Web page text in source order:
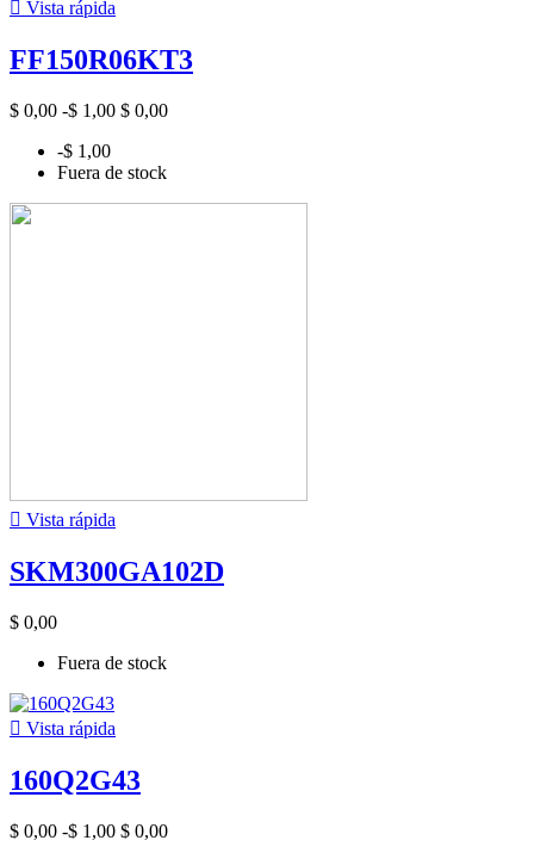
 Vista rápida
FF150R06KT3
$ 0,00 -$ 1,00 $ 0,00
-$ 1,00
Fuera de stock
 Vista rápida
SKM300GA102D
$ 0,00
Fuera de stock
 Vista rápida
160Q2G43
$ 0,00 -$ 1,00 $ 0,00